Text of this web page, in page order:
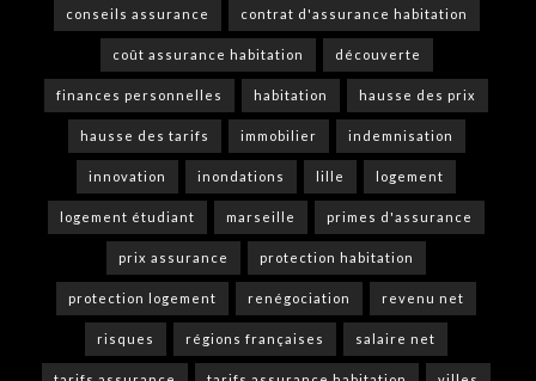
conseils assurance contrat d'assurance habitation
coût assurance habitation découverte
finances personnelles habitation hausse des prix
hausse des tarifs immobilier indemnisation
innovation inondations lille logement
logement étudiant marseille primes d'assurance
prix assurance protection habitation
protection logement renégociation revenu net
risques régions françaises salaire net